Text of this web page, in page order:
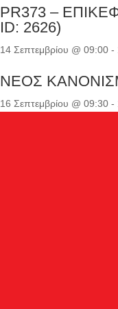
PR373 –
ID: 2626)
14 Σεπτεμβρίου @ 09:00 -
ΝΕΟΣ
16 Σεπτεμβρίου @ 09:30 -